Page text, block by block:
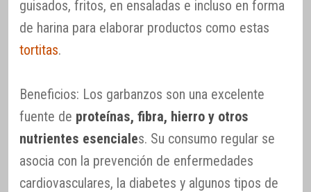
guisados, fritos, en ensaladas e incluso en forma
de harina para elaborar productos como estas
tortitas.
Beneficios: Los garbanzos son una excelente
fuente de proteínas, fibra, hierro y otros
nutrientes esenciales. Su consumo regular se
asocia con la prevención de enfermedades
cardiovasculares, la diabetes y algunos tipos de